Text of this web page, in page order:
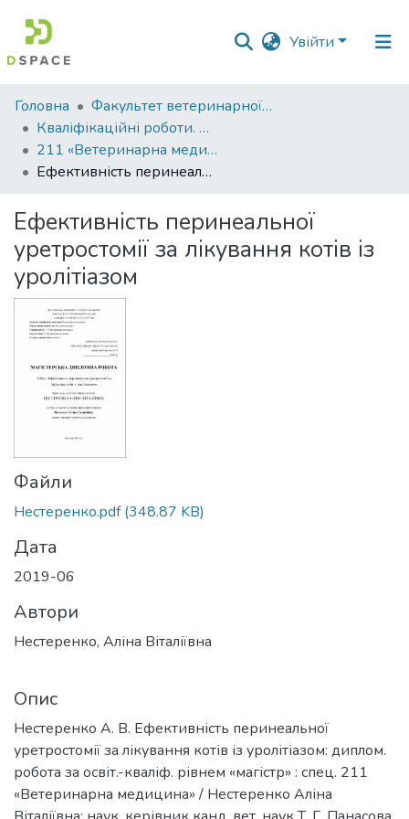
Увійти
Фонди
та
зібрання
Пошук за критеріями
Статистика
Головна
Факультет ветеринарної медицини
Кваліфікаційні роботи. Факультет ветеринарної медицини
211 «Ветеринарна медицина»
Ефективність перинеальної уретростомії за лікування котів із уролітіазом
Ефективність перинеальної
уретростомії за лікування котів із
уролітіазом
Файли
Нестеренко.pdf(348.87 KB)
Дата
2019-06
Автори
Нестеренко, Аліна Віталіївна
Опис
Нестеренко А. В. Ефективність перинеальної
уретростомії за лікування котів із уролітіазом: диплом.
робота за освіт.-кваліф. рівнем «магістр» : спец. 211
«Ветеринарна медицина» / Нестеренко Аліна